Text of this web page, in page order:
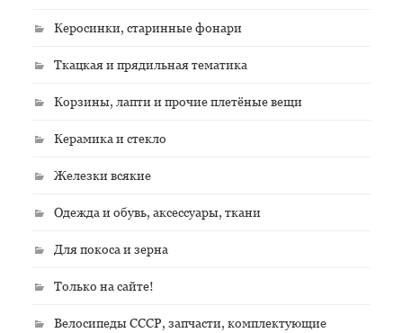
Керосинки, старинные фонари
Ткацкая и прядильная тематика
Корзины, лапти и прочие плетёные вещи
Керамика и стекло
Железки всякие
Одежда и обувь, аксессуары, ткани
Для покоса и зерна
Только на сайте!
Велосипеды СССР, запчасти, комплектующие